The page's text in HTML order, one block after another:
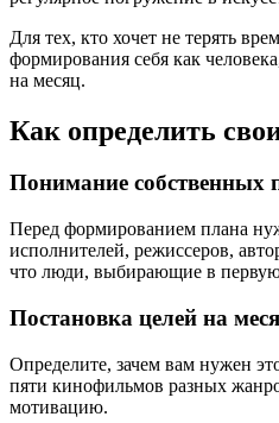
Для тех, кто хочет не терять
формирования себя как
на месяц.
Как определить
Понимание собственных
Перед формированием плана
исполнителей, режиссеров,
что люди, выбирающие в первую
Постановка целей на
Определите, зачем вам нужен
пяти кинофильмов разных
мотивацию.